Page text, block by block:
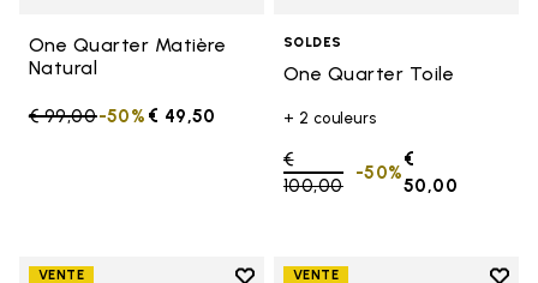
One Quarter Matière
Natural
Price reduced from
€ 99,00to € 49,50
-50%
SOLDES
One Quarter Toile
+ 2 couleurs
Price reduced from
€
100,00to
€
50,00
-50%
VENTE Add to wishlist
VENTE Add